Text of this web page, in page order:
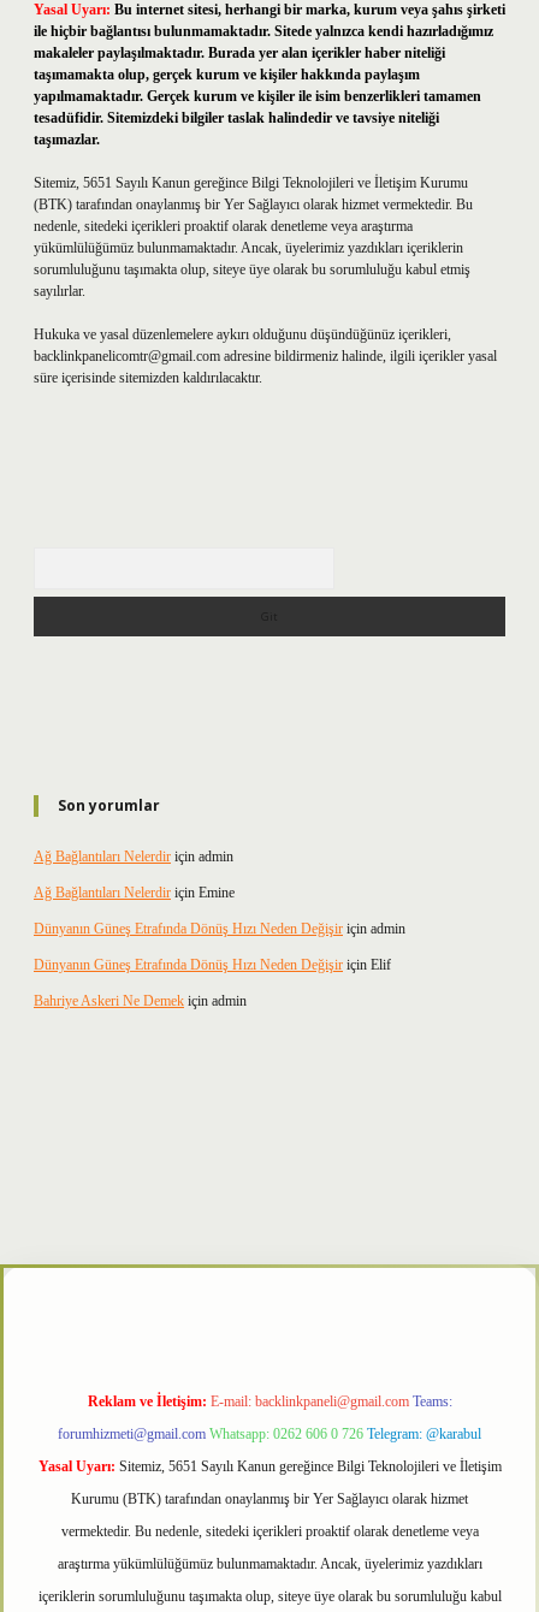
Yasal Uyarı: Bu internet sitesi, herhangi bir marka, kurum veya şahıs şirketi
ile hiçbir bağlantısı bulunmamaktadır. Sitede yalnızca kendi hazırladığımız
makaleler paylaşılmaktadır. Burada yer alan içerikler haber niteliği
taşımamakta olup, gerçek kurum ve kişiler hakkında paylaşım
yapılmamaktadır. Gerçek kurum ve kişiler ile isim benzerlikleri tamamen
tesadüfidir. Sitemizdeki bilgiler taslak halindedir ve tavsiye niteliği
taşımazlar.
Sitemiz, 5651 Sayılı Kanun gereğince Bilgi Teknolojileri ve İletişim Kurumu
(BTK) tarafından onaylanmış bir Yer Sağlayıcı olarak hizmet vermektedir. Bu
nedenle, sitedeki içerikleri proaktif olarak denetleme veya araştırma
yükümlülüğümüz bulunmamaktadır. Ancak, üyelerimiz yazdıkları içeriklerin
sorumluluğunu taşımakta olup, siteye üye olarak bu sorumluluğu kabul etmiş
sayılırlar.
Hukuka ve yasal düzenlemelere aykırı olduğunu düşündüğünüz içerikleri,
backlinkpanelicomtr@gmail.com adresine bildirmeniz halinde, ilgili içerikler yasal
süre içerisinde sitemizden kaldırılacaktır.
Son yorumlar
Ağ Bağlantıları Nelerdir için admin
Ağ Bağlantıları Nelerdir için Emine
Dünyanın Güneş Etrafında Dönüş Hızı Neden Değişir için admin
Dünyanın Güneş Etrafında Dönüş Hızı Neden Değişir için Elif
Bahriye Askeri Ne Demek için admin
Reklam ve İletişim: E-mail: backlinkpaneli@gmail.com Teams:
forumhizmeti@gmail.com Whatsapp: 0262 606 0 726 Telegram: @karabul
Yasal Uyarı: Sitemiz, 5651 Sayılı Kanun gereğince Bilgi Teknolojileri ve İletişim
Kurumu (BTK) tarafından onaylanmış bir Yer Sağlayıcı olarak hizmet
vermektedir. Bu nedenle, sitedeki içerikleri proaktif olarak denetleme veya
araştırma yükümlülüğümüz bulunmamaktadır. Ancak, üyelerimiz yazdıkları
içeriklerin sorumluluğunu taşımakta olup, siteye üye olarak bu sorumluluğu kabul